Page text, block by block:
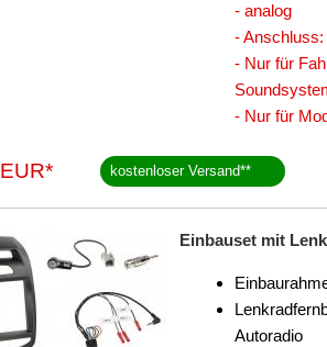
- analog
-
- Nur für
- Nur für
kostenloser Versand**
Einbauset mit
Autoradio